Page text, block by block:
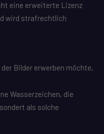
eine erweiterte Lizenz
wird strafrechtlich
Bilder erwerben möchte,
Wasserzeichen, die
als solche